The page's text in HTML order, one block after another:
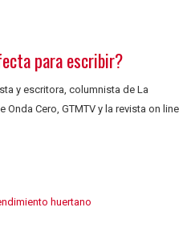
para escribir?
y escritora, columnista de La
Cero, GTMTV y la revista on line